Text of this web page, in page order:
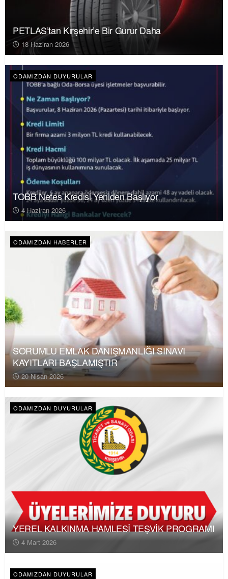
PETLAS’tan Kırşehir’e Bir Gurur Daha
18 Haziran 2026
ODAMIZDAN DUYURULAR
TOBB Nefes Kredisi Yeniden Başlıyor
4 Haziran 2026
ODAMIZDAN HABERLER
SORUMLU EMLAK DANIŞMANLIĞI SINAVI
KAYITLARI BAŞLAMIŞTIR
20 Nisan 2026
ODAMIZDAN DUYURULAR
YEREL KALKINMA HAMLESİ TEŞVİK PROGRAMI
4 Mart 2026
ODAMIZDAN DUYURULAR